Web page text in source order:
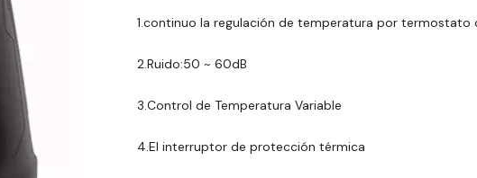
1.continuo la regulación de temperatura por termostato
2.Ruido:50 ~ 60dB
3.Control de Temperatura Variable
4.El interruptor de protección térmica